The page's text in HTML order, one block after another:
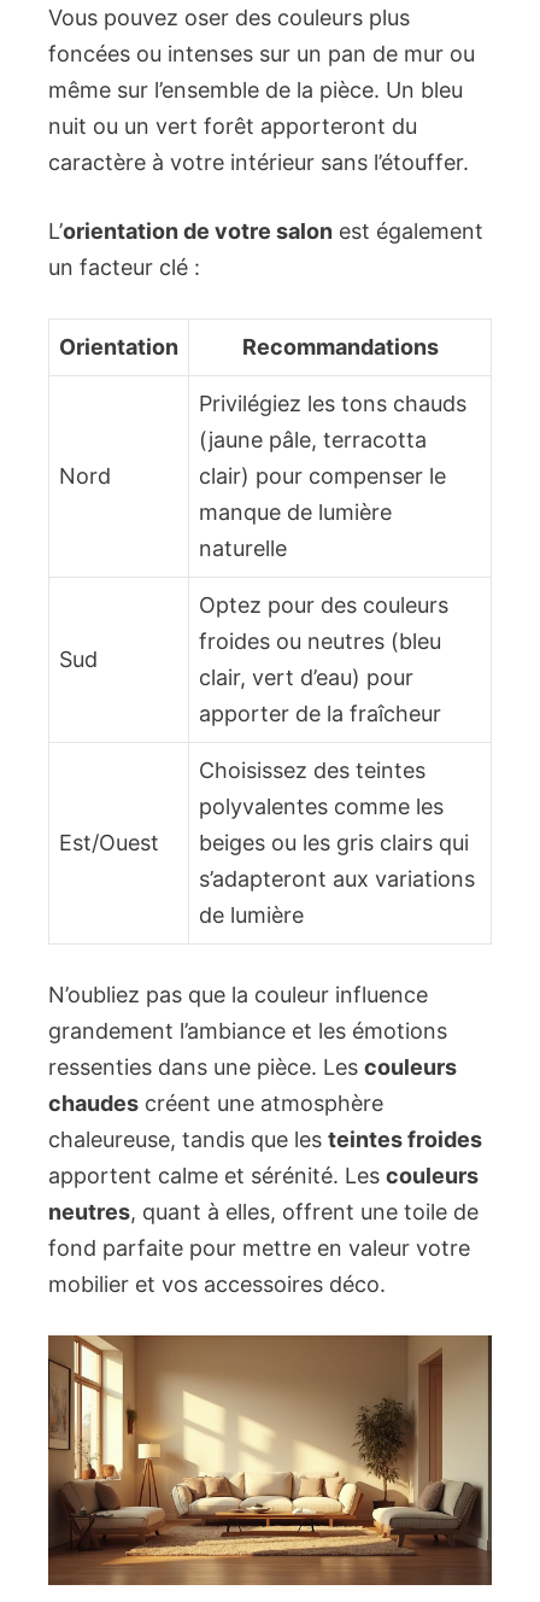
Vous pouvez oser des couleurs plus
foncées ou intenses sur un pan de mur ou
même sur l’ensemble de la pièce. Un bleu
nuit ou un vert forêt apporteront du
caractère à votre intérieur sans l’étouffer.
L’orientation de votre salon est également
un facteur clé :
Orientation Recommandations
Nord
Privilégiez les tons chauds
(jaune pâle, terracotta
clair) pour compenser le
manque de lumière
naturelle
Sud
Optez pour des couleurs
froides ou neutres (bleu
clair, vert d’eau) pour
apporter de la fraîcheur
Est/Ouest
Choisissez des teintes
polyvalentes comme les
beiges ou les gris clairs qui
s’adapteront aux variations
de lumière
N’oubliez pas que la couleur influence
grandement l’ambiance et les émotions
ressenties dans une pièce. Les couleurs
chaudes créent une atmosphère
chaleureuse, tandis que les teintes froides
apportent calme et sérénité. Les couleurs
neutres, quant à elles, offrent une toile de
fond parfaite pour mettre en valeur votre
mobilier et vos accessoires déco.